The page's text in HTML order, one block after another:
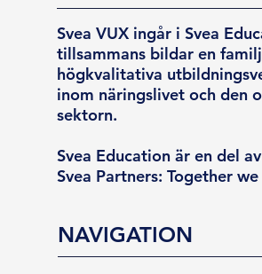
Svea VUX ingår i Svea
tillsammans bildar en
högkvalitativa
inom näringslivet och den
sektorn.
Svea Education är en del
Svea Partners: Together
NAVIGATION